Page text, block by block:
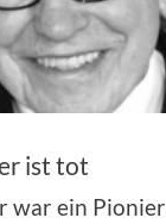
ist tot
war ein